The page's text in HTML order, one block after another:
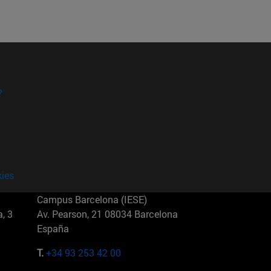
3
Campus Barcelona (IESE)
Av. Pearson, 21 08034 Barcelona
España
T.+34 93 253 42 00